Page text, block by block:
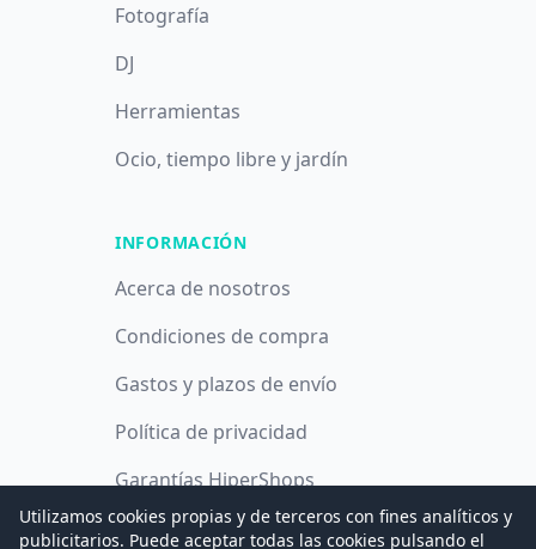
Fotografía
DJ
Herramientas
Ocio, tiempo libre y jardín
INFORMACIÓN
Acerca de nosotros
Condiciones de compra
Gastos y plazos de envío
Política de privacidad
Garantías HiperShops
Política de cookies
Utilizamos cookies propias y de terceros con fines analíticos y
publicitarios. Puede aceptar todas las cookies pulsando el